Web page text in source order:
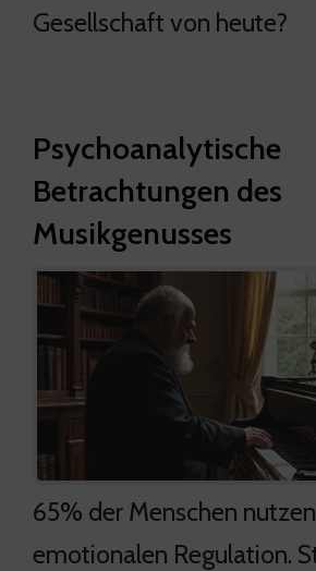
Gesellschaft von heute?
Psychoanalytische
Betrachtungen des
Musikgenusses
65% der Menschen
emotionalen Regulation.